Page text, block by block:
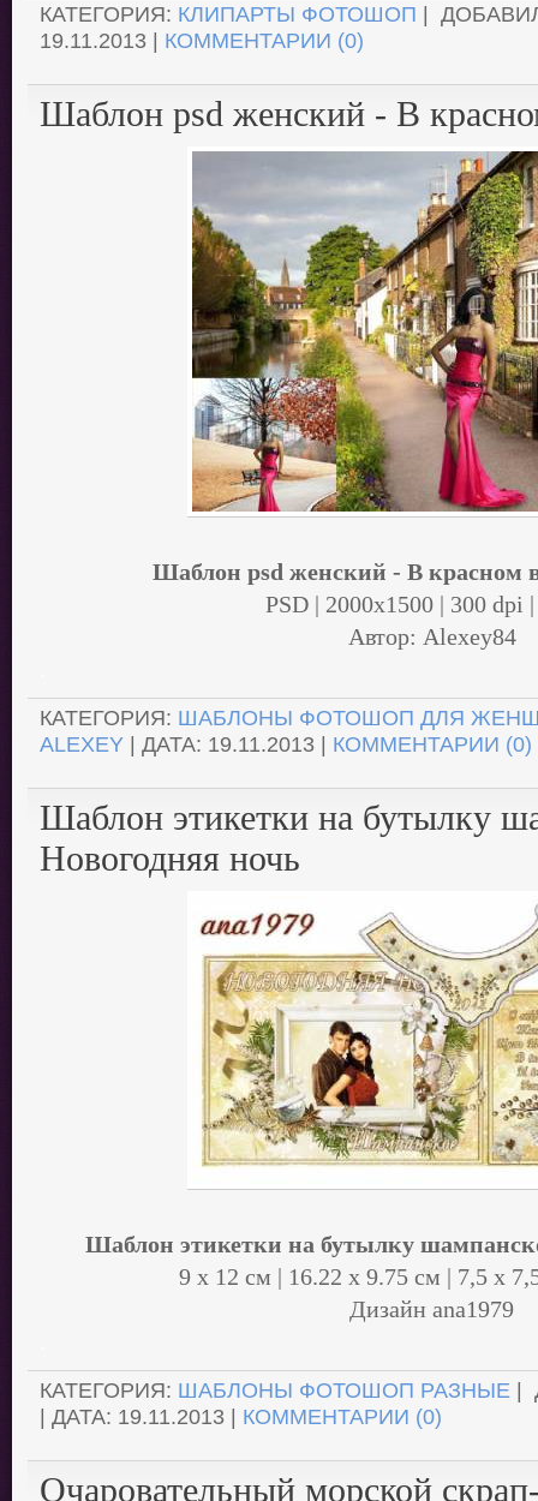
КАТЕГОРИЯ: КЛИПАРТЫ ФОТОШОП |
19.11.2013 | КОММЕНТАРИИ (0)
Шаблон psd женский - В
Шаблон psd женский - В красном
PSD | 2000x1500 | 300 dpi
Автор: Alexey84
КАТЕГОРИЯ: ШАБЛОНЫ ФОТОШОП ДЛЯ
ALEXEY | ДАТА: 19.11.2013 | КОММЕНТАРИИ (0)
Шаблон этикетки на бутылку
Новогодняя ночь
Шаблон этикетки на бутылку
9 х 12 см | 16.22 х 9.75 см | 7,5 х
Дизайн ana1979
КАТЕГОРИЯ: ШАБЛОНЫ ФОТОШОП РАЗНЫЕ |
| ДАТА: 19.11.2013 | КОММЕНТАРИИ (0)
Очаровательный морской